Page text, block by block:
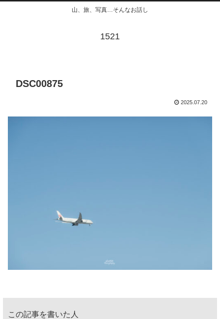
山、旅、写真…そんなお話し
1521
DSC00875
2025.07.20
この記事を書いた人